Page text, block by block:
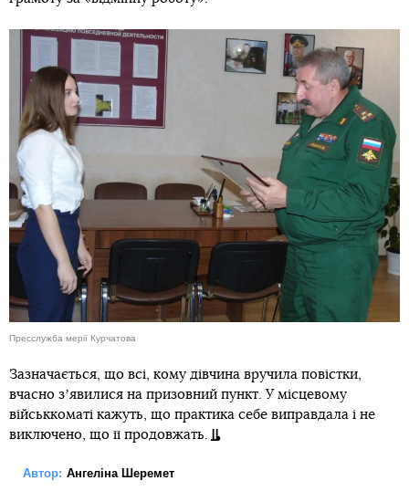
Пресслужба мерії Курчатова
Зазначається, що всі, кому дівчина вручила повістки,
вчасно зʼявилися на призовний пункт. У місцевому
військкоматі кажуть, що практика себе виправдала і не
виключено, що її продовжать.
Автор: Ангеліна Шеремет